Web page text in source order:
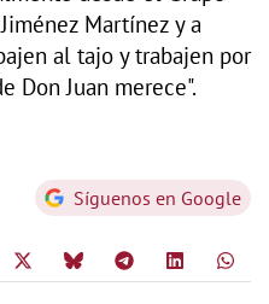
Martínez y a
al tajo y trabajen por
Don Juan merece".
Síguenos en Google